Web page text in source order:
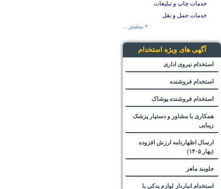
خدمات چاپ و تبلیغات
خدمات حمل و نقل
+ بیشتر ...
آگهی های ویژه استخدام
استخدام نیروی اداری
استخدام فروشنده
استخدام فروشنده پوشاک
همکاری با مشاور و دستیار پزشک
زیبایی
ارسال اظهارنامه ارزش افزوده
(بهار ۱۴۰۵)
جلوبند ماهر
استخدام انباردار لوازم یدکی با